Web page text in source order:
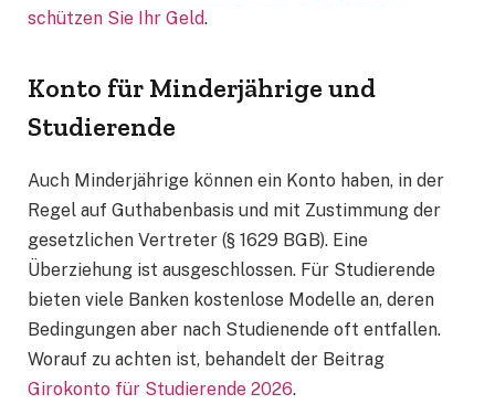
schützen Sie Ihr Geld.
Konto für Minderjährige und
Studierende
Auch Minderjährige können ein Konto haben, in der
Regel auf Guthabenbasis und mit Zustimmung der
gesetzlichen Vertreter (§ 1629 BGB). Eine
Überziehung ist ausgeschlossen. Für Studierende
bieten viele Banken kostenlose Modelle an, deren
Bedingungen aber nach Studienende oft entfallen.
Worauf zu achten ist, behandelt der Beitrag
Girokonto für Studierende 2026.